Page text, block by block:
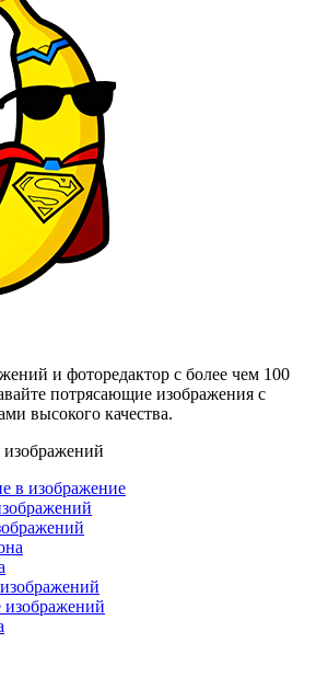
и фоторедактор с более чем 100
потрясающие изображения с
высокого качества.
в изображение
изображений